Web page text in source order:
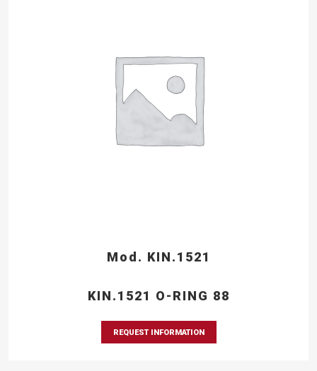
Mod. KIN.1521
KIN.1521 O-RING 88
REQUEST INFORMATION